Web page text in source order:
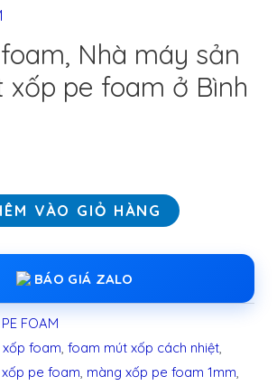
Nhà máy sản
xốp pe foam ở Bình
VÀO GIỎ HÀNG
BÁO GIÁ ZALO
FOAM
foam ,foam mút xốp cách nhiệt
pe foam màng xốp pe foam 1mm